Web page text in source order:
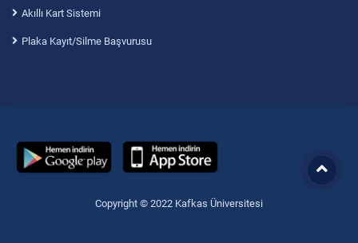
Akıllı Kart Sistemi
Plaka Kayıt/Silme Başvurusu
Copyright © 2022 Kafkas Üniversitesi